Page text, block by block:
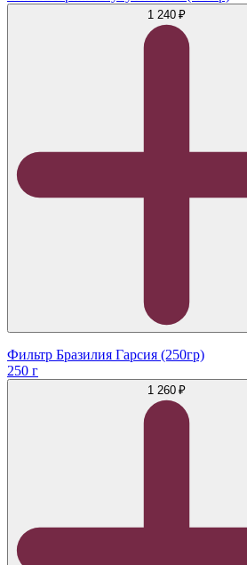
1 240 ₽
Фильтр Бразилия Гарсия (250гр)
250 г
1 260 ₽